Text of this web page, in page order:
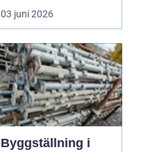
under lån...
03 juni 2026
Byggställning i